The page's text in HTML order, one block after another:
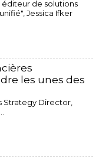
éditeur de solutions
Jessica Ifker
les unes des
Strategy Director,